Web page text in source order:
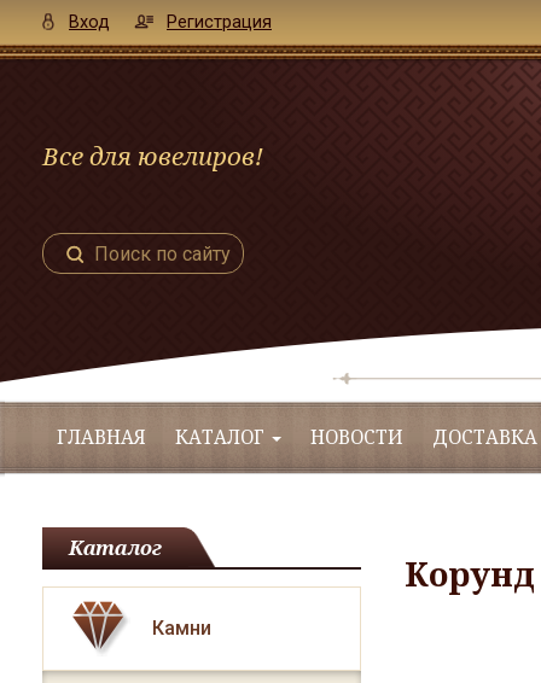
Вход Регистрация
Все для ювелиров!
Поиск по сайту
ГЛАВНАЯ КАТАЛОГ НОВОСТИ
Каталог
Камни